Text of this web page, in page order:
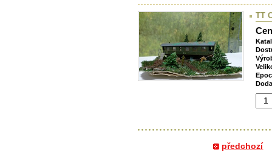
TT
předchozí